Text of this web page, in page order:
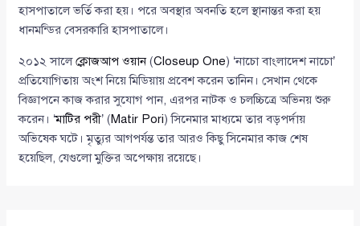
হাসপাতালে ভর্তি করা হয়। পরে অবস্থার অবনতি হলে স্থানান্তর করা হয়
ধানমন্ডির বেসরকারি হাসপাতালে।
২০১২ সালেক্লোজআপ ওয়ান(Closeup One) ‘নাচো বাংলাদেশ নাচো’
প্রতিযোগিতায় অংশ নিয়ে মিডিয়ায় প্রবেশ করেন তানিন। সেখান থেকে
বিজ্ঞাপনে কাজ করার সুযোগ পান, এরপর নাটক ও চলচ্চিত্রে অভিনয় শুরু
করেন। ‘মাটির পরী’ (Matir Pori) সিনেমার মাধ্যমে তার বড়পর্দায়
অভিষেক ঘটে। মৃত্যুর আগপর্যন্ত তার আরও কিছু সিনেমার কাজ শেষ
হয়েছিল, যেগুলো মুক্তির অপেক্ষায় রয়েছে।